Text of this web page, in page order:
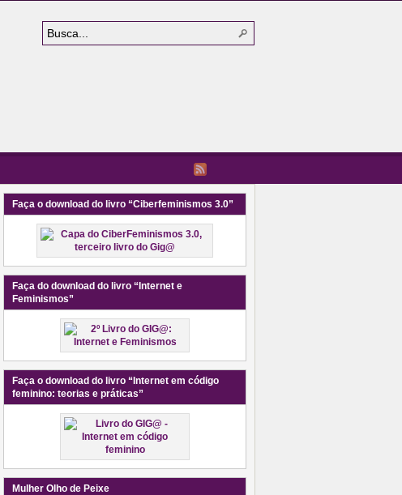
Faça o download do livro “Ciberfeminismos 3.0”
Faça do download do livro “Internet e
Feminismos”
Faça o download do livro “Internet em código
feminino: teorias e práticas”
Mulher Olho de Peixe